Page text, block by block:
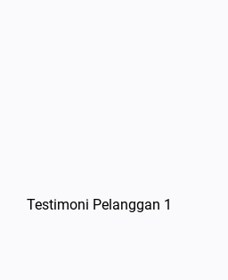
Testimoni Pelanggan 1